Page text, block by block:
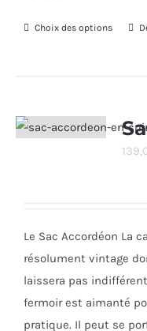
Choix des options
Ce
Les
sur
page
Le Sac Accordéon La
résolument vintage
laissera pas
fermoir est aimanté
pratique. Il peut se